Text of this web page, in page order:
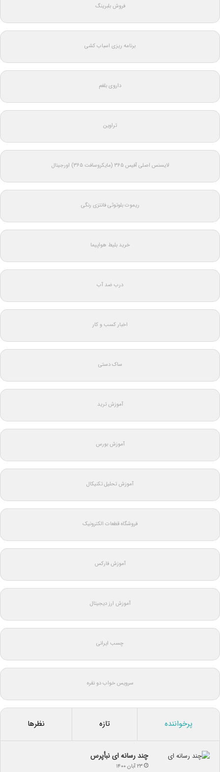
فروش بلبرینگ
برنامه ریزی اسباب کشی
داروی بلغم
تراوین
لایسنس اصلی آفیس ۳۶۵ (مایکروسافت ۳۶۵) اورجینال
ریموت بلوتوثی فانتزی رنگی
خرید بلیط هواپیما
درب ضد آب
اخبار کسب و کار
ساک دستی
آموزش ترید
آموزش بورس
آموزش تحلیل تکنیکال
فروشگاه قطعات الکترونیک
آموزش فارکس
آموزش ارز دیجیتال
چسب ایرانی
سرویس خواب دو نفره
پرخواننده تازه نظرها
چند رسانه ای نبأپرس
۲۳ آبان ۱۴۰۰